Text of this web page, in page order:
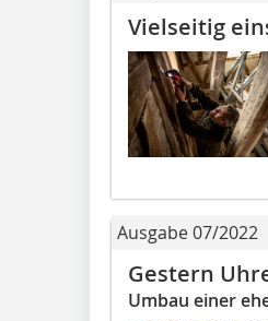
Vielseitig
Ausgabe 07/2022
Gestern
Umbau einer